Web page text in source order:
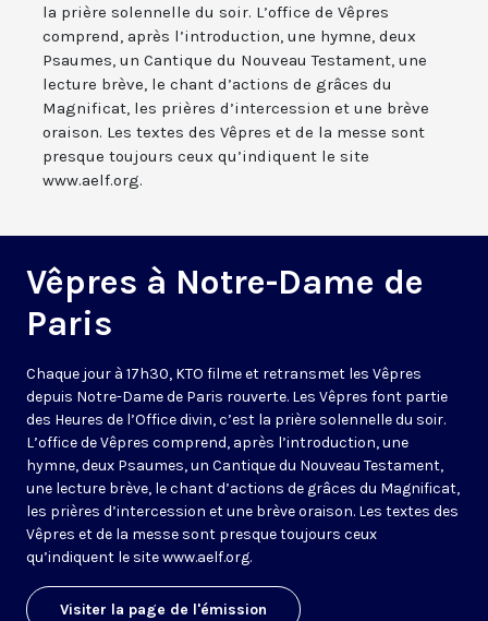
la prière solennelle du soir. L’office de Vêpres
comprend, après l’introduction, une hymne, deux
Psaumes, un Cantique du Nouveau Testament, une
lecture brève, le chant d’actions de grâces du
Magnificat, les prières d’intercession et une brève
oraison. Les textes des Vêpres et de la messe sont
presque toujours ceux qu’indiquent le site
www.aelf.org.
Vêpres à Notre-Dame de
Paris
Chaque jour à 17h30, KTO filme et retransmet les Vêpres
depuis Notre-Dame de Paris rouverte. Les Vêpres font partie
des Heures de l’Office divin, c’est la prière solennelle du soir.
L’office de Vêpres comprend, après l’introduction, une
hymne, deux Psaumes, un Cantique du Nouveau Testament,
une lecture brève, le chant d’actions de grâces du Magnificat,
les prières d’intercession et une brève oraison. Les textes des
Vêpres et de la messe sont presque toujours ceux
qu’indiquent le sitewww.aelf.org.
Visiter la page de l'émission